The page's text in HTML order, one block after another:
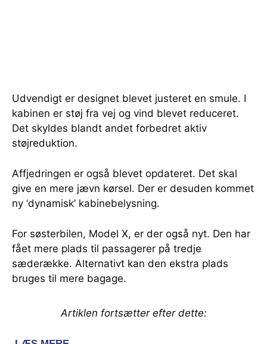
Udvendigt er designet blevet justeret en smule. I
kabinen er støj fra vej og vind blevet reduceret.
Det skyldes blandt andet forbedret aktiv
støjreduktion.
Affjedringen er også blevet opdateret. Det skal
give en mere jævn kørsel. Der er desuden kommet
ny ‘dynamisk’ kabinebelysning.
For søsterbilen, Model X, er der også nyt. Den har
fået mere plads til passagerer på tredje
sæderække. Alternativt kan den ekstra plads
bruges til mere bagage.
Artiklen fortsætter efter dette: